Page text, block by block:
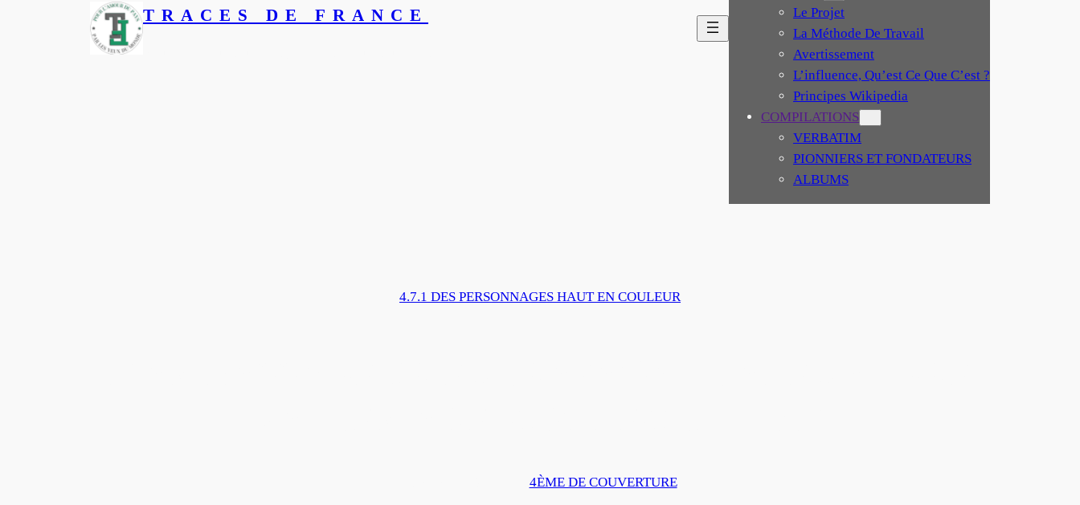
TRACES DE FRANCE
Le Projet
La Méthode De Travail
Avertissement
L’influence, Qu’est Ce Que C’est ?
Principes Wikipedia
COMPILATIONS
VERBATIM
PIONNIERS ET FONDATEURS
ALBUMS
4.7.1 DES PERSONNAGES HAUT EN COULEUR
4ÈME DE COUVERTURE